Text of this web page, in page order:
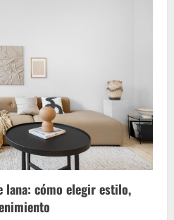
lana: cómo elegir estilo,